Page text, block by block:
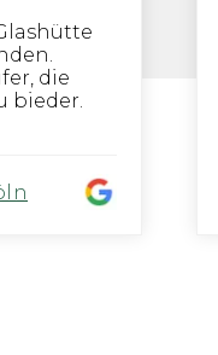
die
bieder.